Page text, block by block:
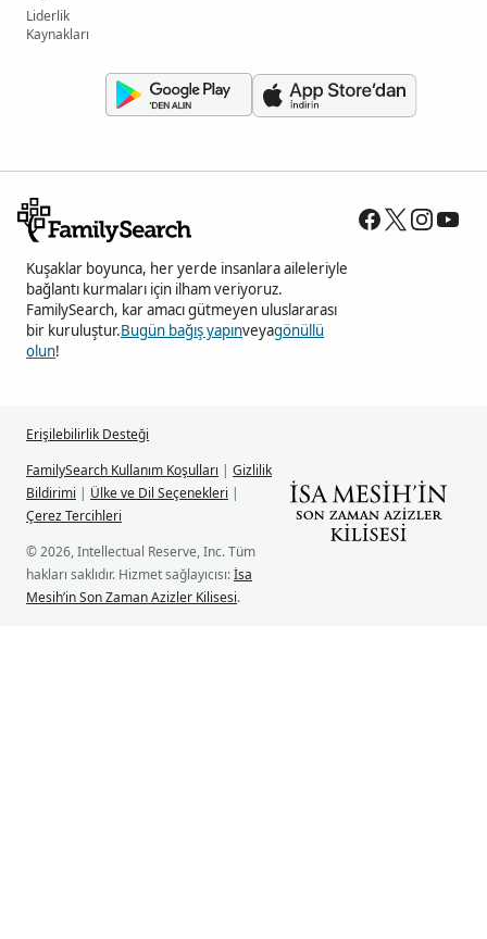
Liderlik
Kaynakları
Kuşaklar boyunca, her yerde insanlara aileleriyle
bağlantı kurmaları için ilham veriyoruz.
FamilySearch, kar amacı gütmeyen uluslararası
bir kuruluştur.Bugün bağış yapınveyagönüllü
olun!
Erişilebilirlik Desteği
FamilySearch Kullanım Koşulları | Gizlilik
Bildirimi | Ülke ve Dil Seçenekleri |
Çerez Tercihleri
© 2026, Intellectual Reserve, Inc. Tüm
hakları saklıdır. Hizmet sağlayıcısı:İsa
Mesih’in Son Zaman Azizler Kilisesi.